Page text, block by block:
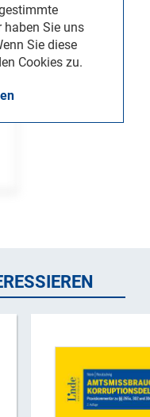
haben Sie uns
Sie diese
Cookies zu.